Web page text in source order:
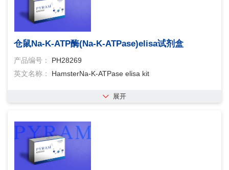
仓鼠Na-K-ATP酶(Na-K-ATPase)elisa试剂盒
产品编号：
PH28269
英文名称：
HamsterNa-K-ATPase elisa kit
展开